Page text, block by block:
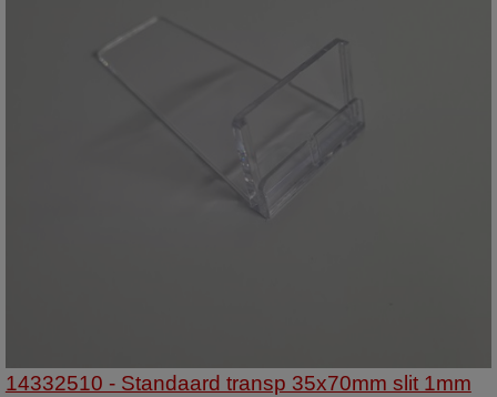
14332510 - Standaard transp 35x70mm slit 1mm